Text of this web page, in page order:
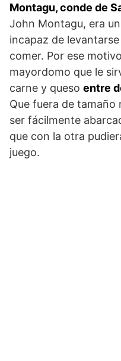
Montagu, conde de
John Montagu, era
incapaz de
comer. Por ese
mayordomo que le
carne y queso entre
Que fuera de tamaño
ser fácilmente
que con la otra
juego.